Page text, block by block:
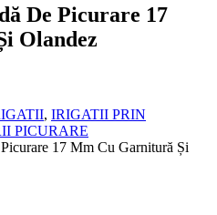
De Picurare 17
Olandez
, IRIGATII PRIN
PICURARE
17 Mm Cu Garnitură Și